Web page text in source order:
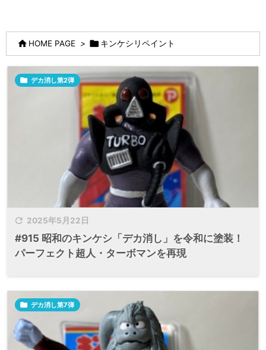
 HOME PAGE > キンケシリペイント
 2025年5月22日
 デカ消し第2弾
#915 昭和のキンケシ「デカ消し」を令和に塗装！
パーフェクト超人・ターボマンを再現
 デカ消し第7弾